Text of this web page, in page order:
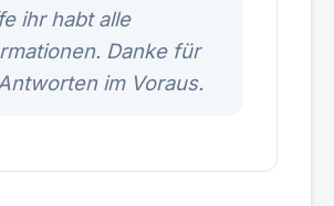
ihr habt alle
Danke für
im Voraus.